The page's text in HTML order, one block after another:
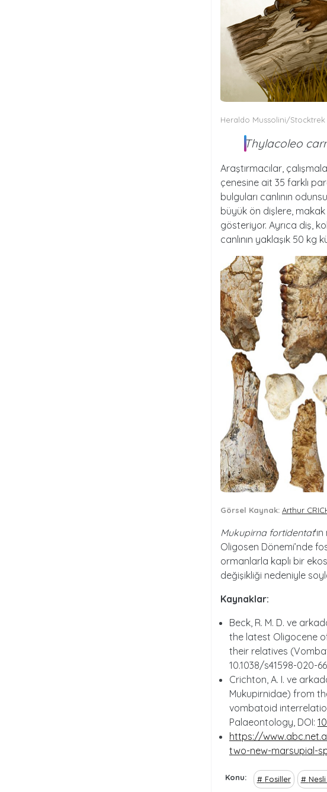
Heraldo Mussolini/
Thylacoleo
Araştırmacılar,
çenesine ait 35 farklı
bulguları canlının
büyük ön dişlere,
gösteriyor. Ayrıca diş,
canlının yaklaşık 50
Görsel Kaynak: Arthur
Mukupirna fortidentat
Oligosen Dönemi’nde
ormanlarla kaplı bir
değişikliği nedeniyle
Kaynaklar:
Beck, R. M. D. ve
the latest Oligocene
their relatives
10.1038/s41598-020-
Crichton, A. I. ve
Mukupirnidae) from
vombatoid
Palaeontology, DOI:
https://
two-new-marsupial-
Konu Fosiller